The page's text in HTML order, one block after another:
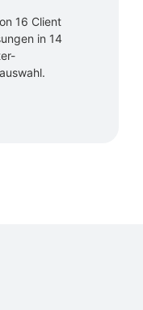
16 Client
in 14